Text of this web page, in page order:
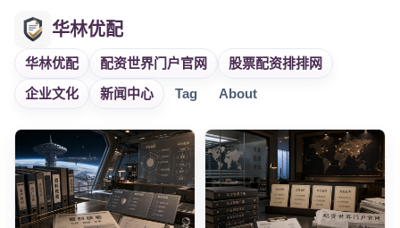
华林优配
华林优配 配资世界门户官网
股票配资排排网
企业文化
新闻中心 Tag About